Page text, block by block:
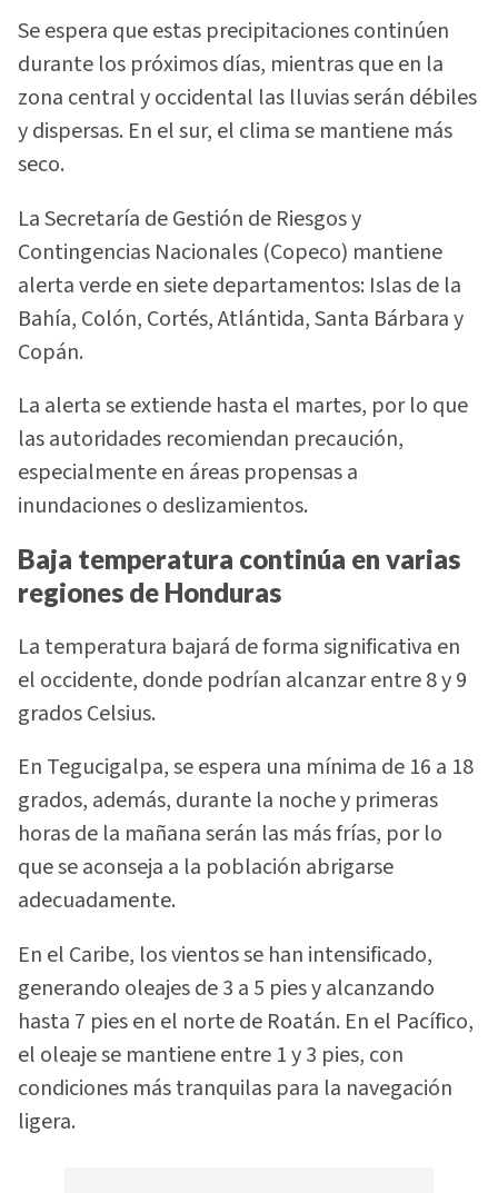
Se espera que estas precipitaciones continúen
durante los próximos días, mientras que en la
zona central y occidental las lluvias serán débiles
y dispersas. En el sur, el clima se mantiene más
seco.
La Secretaría de Gestión de Riesgos y
Contingencias Nacionales (Copeco) mantiene
alerta verde en siete departamentos: Islas de la
Bahía, Colón, Cortés, Atlántida, Santa Bárbara y
Copán.
La alerta se extiende hasta el martes, por lo que
las autoridades recomiendan precaución,
especialmente en áreas propensas a
inundaciones o deslizamientos.
Baja temperatura continúa en varias
regiones de Honduras
La temperatura bajará de forma significativa en
el occidente, donde podrían alcanzar entre 8 y 9
grados Celsius.
En Tegucigalpa, se espera una mínima de 16 a 18
grados, además, durante la noche y primeras
horas de la mañana serán las más frías, por lo
que se aconseja a la población abrigarse
adecuadamente.
En el Caribe, los vientos se han intensificado,
generando oleajes de 3 a 5 pies y alcanzando
hasta 7 pies en el norte de Roatán. En el Pacífico,
el oleaje se mantiene entre 1 y 3 pies, con
condiciones más tranquilas para la navegación
ligera.